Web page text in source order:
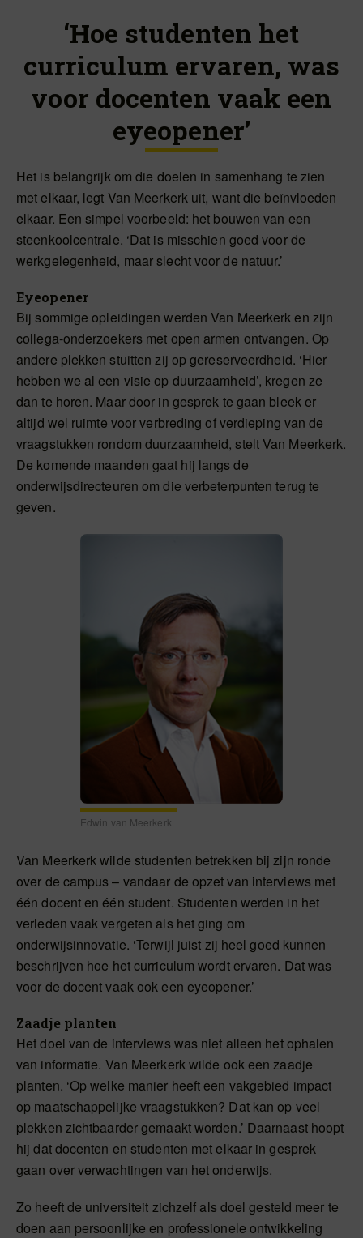
‘Hoe studenten het
curriculum ervaren, was
voor docenten vaak een
eyeopener’
Het is belangrijk om die doelen in samenhang te zien
met elkaar, legt Van Meerkerk uit, want die beïnvloeden
elkaar. Een simpel voorbeeld: het bouwen van een
steenkoolcentrale. ‘Dat is misschien goed voor de
werkgelegenheid, maar slecht voor de natuur.’
Eyeopener
Bij sommige opleidingen werden Van Meerkerk en zijn
collega-onderzoekers met open armen ontvangen. Op
andere plekken stuitten zij op gereserveerdheid. ‘Hier
hebben we al een visie op duurzaamheid’, kregen ze
dan te horen. Maar door in gesprek te gaan bleek er
altijd wel ruimte voor verbreding of verdieping van de
vraagstukken rondom duurzaamheid, stelt Van Meerkerk.
De komende maanden gaat hij langs de
onderwijsdirecteuren om die verbeterpunten terug te
geven.
Edwin van Meerkerk
Van Meerkerk wilde studenten betrekken bij zijn ronde
over de campus – vandaar de opzet van interviews met
één docent en één student. Studenten werden in het
verleden vaak vergeten als het ging om
onderwijsinnovatie. ‘Terwijl juist zij heel goed kunnen
beschrijven hoe het curriculum wordt ervaren. Dat was
voor de docent vaak ook een eyeopener.’
Zaadje planten
Het doel van de interviews was niet alleen het ophalen
van informatie. Van Meerkerk wilde ook een zaadje
planten. ‘Op welke manier heeft een vakgebied impact
op maatschappelijke vraagstukken? Dat kan op veel
plekken zichtbaarder gemaakt worden.’ Daarnaast hoopt
hij dat docenten en studenten met elkaar in gesprek
gaan over verwachtingen van het onderwijs.
Zo heeft de universiteit zichzelf als doel gesteld meer te
doen aan persoonlijke en professionele ontwikkeling